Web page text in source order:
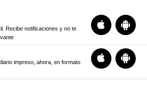
Recibe notificaciones y no te
impreso, ahora, en formato